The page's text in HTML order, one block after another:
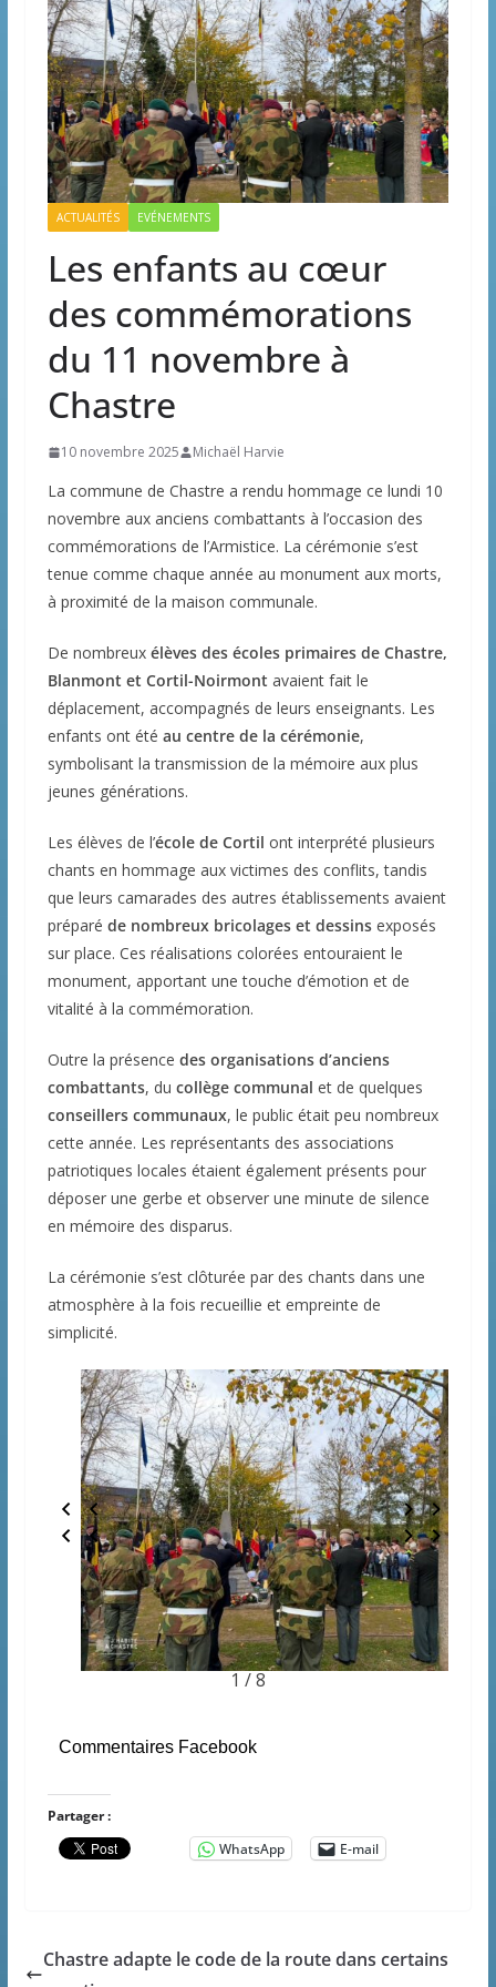
ACTUALITÉS EVÉNEMENTS
Les enfants au cœur
des commémorations
du 11 novembre à
Chastre
10 novembre 2025 Michaël Harvie
La commune de Chastre a rendu hommage ce lundi 10
novembre aux anciens combattants à l’occasion des
commémorations de l’Armistice. La cérémonie s’est
tenue comme chaque année au monument aux morts,
à proximité de la maison communale.
De nombreux élèves des écoles primaires de Chastre,
Blanmont et Cortil-Noirmont avaient fait le
déplacement, accompagnés de leurs enseignants. Les
enfants ont été au centre de la cérémonie,
symbolisant la transmission de la mémoire aux plus
jeunes générations.
Les élèves de l’école de Cortil ont interprété plusieurs
chants en hommage aux victimes des conflits, tandis
que leurs camarades des autres établissements avaient
préparé de nombreux bricolages et dessinsexposés
sur place. Ces réalisations colorées entouraient le
monument, apportant une touche d’émotion et de
vitalité à la commémoration.
Outre la présence des organisations d’anciens
combattants, du collège communal et de quelques
conseillers communaux, le public était peu nombreux
cette année. Les représentants des associations
patriotiques locales étaient également présents pour
déposer une gerbe et observer une minute de silence
en mémoire des disparus.
La cérémonie s’est clôturée par des chants dans une
atmosphère à la fois recueillie et empreinte de
simplicité.
1 / 8
Commentaires Facebook
Partager :
WhatsApp
E-mail
Chastre adapte le code de la route dans certains